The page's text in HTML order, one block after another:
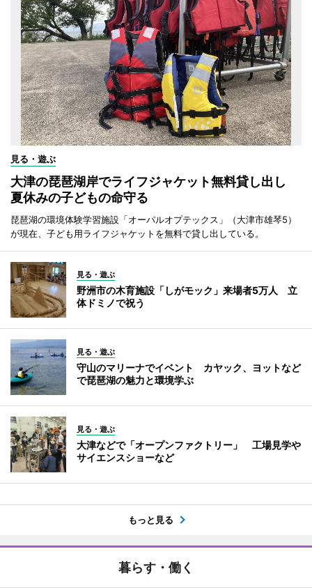
見る・遊ぶ
大津の琵琶湖岸でライフジャケット無料貸し出し
夏休みの子どもの命守る
琵琶湖の環境体験学習施設「オーパルオプテックス」（大津市雄琴5）
が現在、子ども用ライフジャケットを無料で貸し出している。
見る・遊ぶ
野洲市の木育施設「しがモック」来場者5万人 立
体ドミノで祝う
見る・遊ぶ
守山のマリーナでイベント カヤック、ヨットなど
で琵琶湖の魅力と環境学ぶ
見る・遊ぶ
大津などで「オープンファクトリー」 工場見学や
サイエンスショーなど
もっと見る
暮らす・働く